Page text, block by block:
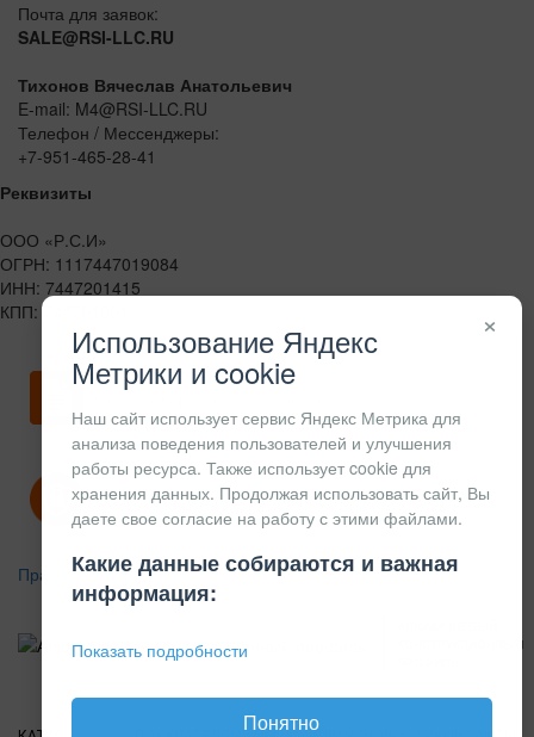
Почта для заявок:
SALE@RSI-LLC.RU
Тихонов Вячеслав Анатольевич
E-mail: M4@RSI-LLC.RU
Телефон / Мессенджеры:
+7-951-465-28-41
Реквизиты
ООО «Р.С.И»
ОГРН: 1117447019084
ИНН: 7447201415
КПП: 744701001
Скачать карточку предприятия
Политика конфиденциальности
Правила возврата
КОНСТРУКЦИОННЫЙ
×
Использование Яндекс
Метрики и cookie
Наш сайт использует сервис Яндекс Метрика для
анализа поведения пользователей и улучшения
работы ресурса. Также использует cookie для
хранения данных. Продолжая использовать сайт, Вы
даете свое согласие на работу с этими файлами.
Какие данные собираются и важная
информация:
Показать подробности
Понятно